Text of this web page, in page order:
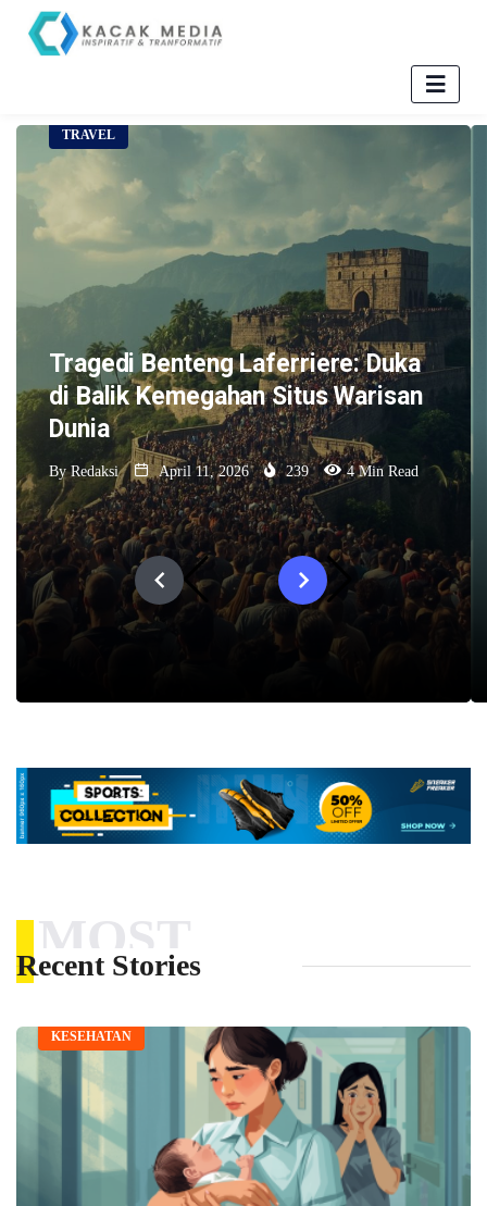
TRAVEL
Tragedi Benteng Laferriere: Duka
di Balik Kemegahan Situs Warisan
Dunia
By Redaksi April 11, 2026 239 4 Min Read
MOST
Recent Stories
KESEHATAN